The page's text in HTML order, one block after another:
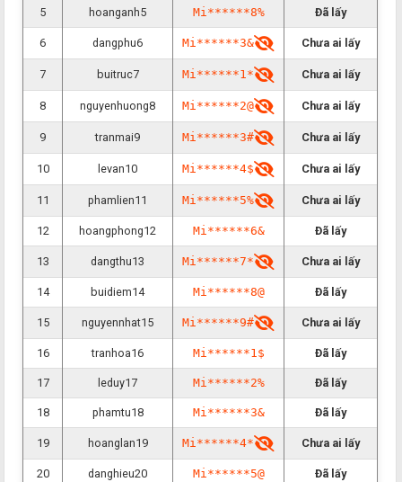
5 hoanganh5 Mi******8% Đã lấy
6 dangphu6 Mi******3& Chưa ai lấy
7 buitruc7 Mi******1* Chưa ai lấy
8 nguyenhuong8 Mi******2@ Chưa ai lấy
9 tranmai9 Mi******3# Chưa ai lấy
10 levan10 Mi******4$ Chưa ai lấy
11 phamlien11 Mi******5% Chưa ai lấy
12 hoangphong12 Mi******6& Đã lấy
13 dangthu13 Mi******7* Chưa ai lấy
14 buidiem14 Mi******8@ Đã lấy
15 nguyennhat15 Mi******9# Chưa ai lấy
16 tranhoa16 Mi******1$ Đã lấy
17 leduy17 Mi******2% Đã lấy
18 phamtu18 Mi******3& Đã lấy
19 hoanglan19 Mi******4* Chưa ai lấy
20 danghieu20 Mi******5@ Đã lấy